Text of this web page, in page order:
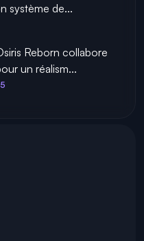
système de...
Reborn collabore
un réalism...